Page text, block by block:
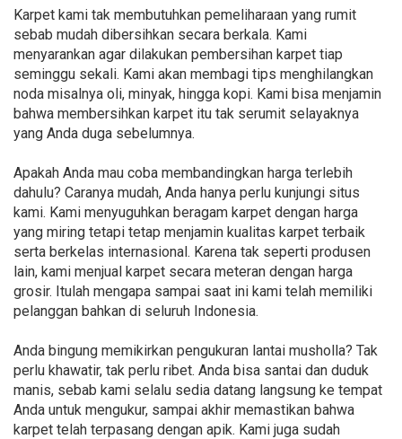
Karpet kami tak membutuhkan pemeliharaan yang rumit
sebab mudah dibersihkan secara berkala. Kami
menyarankan agar dilakukan pembersihan karpet tiap
seminggu sekali. Kami akan membagi tips menghilangkan
noda misalnya oli, minyak, hingga kopi. Kami bisa menjamin
bahwa membersihkan karpet itu tak serumit selayaknya
yang Anda duga sebelumnya.
Apakah Anda mau coba membandingkan harga terlebih
dahulu? Caranya mudah, Anda hanya perlu kunjungi situs
kami. Kami menyuguhkan beragam karpet dengan harga
yang miring tetapi tetap menjamin kualitas karpet terbaik
serta berkelas internasional. Karena tak seperti produsen
lain, kami menjual karpet secara meteran dengan harga
grosir. Itulah mengapa sampai saat ini kami telah memiliki
pelanggan bahkan di seluruh Indonesia.
Anda bingung memikirkan pengukuran lantai musholla? Tak
perlu khawatir, tak perlu ribet. Anda bisa santai dan duduk
manis, sebab kami selalu sedia datang langsung ke tempat
Anda untuk mengukur, sampai akhir memastikan bahwa
karpet telah terpasang dengan apik. Kami juga sudah